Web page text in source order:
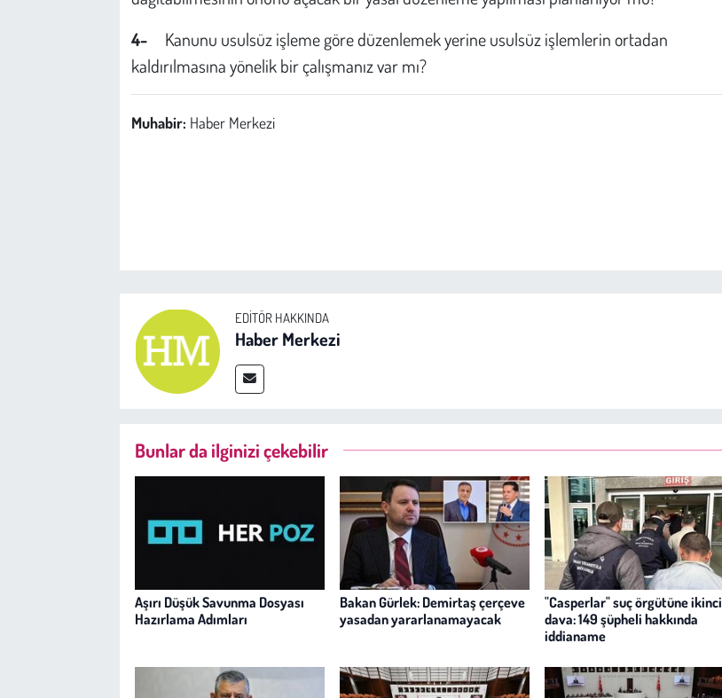
4- Kanunu usulsüz işleme göre düzenlemek yerine usulsüz işlemlerin ortadan
kaldırılmasına yönelik bir çalışmanız var mı?
Muhabir: Haber Merkezi
EDITÖR HAKKINDA
Haber Merkezi
Bunlar da ilginizi çekebilir
Aşırı Düşük Savunma Dosyası
Hazırlama Adımları
Bakan Gürlek: Demirtaş çerçeve
yasadan yararlanamayacak
"Casperlar" suç örgütüne ikinci
dava: 149 şüpheli hakkında
iddianame